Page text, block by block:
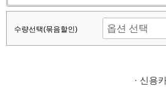
수량선택(묶음할인)
· 신용